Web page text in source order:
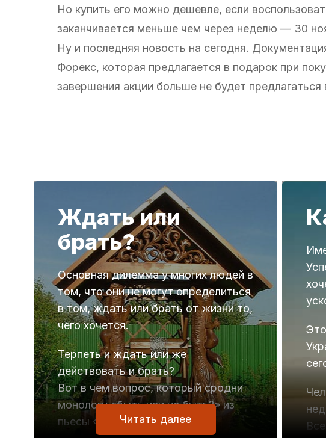
Но купить его можно дешевле, если
заканчивается меньше чем через неделю — 30
Ну и последняя новость на сегодня.
Форекс, которая предлагается в подарок при
завершения акции больше не будет
Ждать или
брать?
Основная дилемма у многих людей в
том, что они не могут определиться
в том, ждать или брать от жизни то,
чего хочется.
Терпеть и ждать или же
действовать и брать?
Вот в чем вопрос, который сродни
монологу «быть или не быть?» из
пьесы «Гамлет».Читать далее